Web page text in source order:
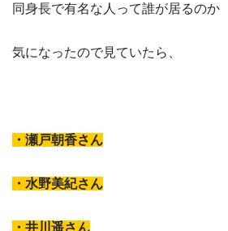
同身長で有名な人って誰が居るのか
気になったので見ていたら、
・瀬戸朝香さん
・水野美紀さん
・井川遥さん